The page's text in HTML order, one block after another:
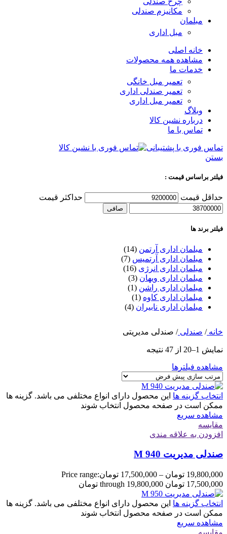
مکانیزم صندلی
مبلمان
مبل اداری
خانه اصلی
مشاهده همه محصولات
خدمات ما
تعمیر مبل خانگی
تعمیر صندلی اداری
تعمیر مبل اداری
وبلاگ
درباره نشین کالا
تماس با ما
تماس فوری با پشتیبانی
بستن
فیلتر براساس قیمت :
حداقل قیمت حداكثر قيمت
صافی
فیلتر برند ها
مبلمان اداری آرتمن (14)
مبلمان اداری آرتمیس (7)
مبلمان اداری انرژی (16)
مبلمان اداری ویهان (3)
مبلمان اداری راشن (1)
مبلمان اداری کاوه (1)
مبلمان اداری نابیران (4)
خانه/ صندلی/ صندلی مدیریتی
نمایش 1–20 از 47 نتیجه
مشاهده فیلترها
انتخاب گزینه ها این محصول دارای انواع مختلفی می باشد. گزینه ها
ممکن است در صفحه محصول انتخاب شوند
مشاهده سریع
مقایسه
افزودن به علاقه مندی
صندلی مدیریت M 940
19,800,000 تومان –
17,500,000 تومانPrice range:
17,500,000 تومان through 19,800,000 تومان
انتخاب گزینه ها این محصول دارای انواع مختلفی می باشد. گزینه ها
ممکن است در صفحه محصول انتخاب شوند
مشاهده سریع
مقایسه